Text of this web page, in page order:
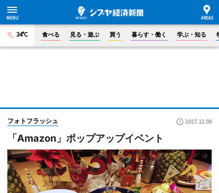
34°C 食べる 見る・遊ぶ 買う 暮らす・働く 学ぶ・知る
フォトフラッシュ 2017.12.08
「Amazon」ポップアップイベント